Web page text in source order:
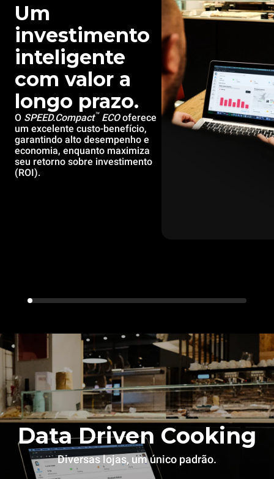
Um
investimento
inteligente
com valor a
longo prazo.
O SPEED.Compact™ECOoferece
um excelente custo-benefício,
garantindo alto desempenho e
economia, enquanto maximiza
seu retorno sobre investimento
(ROI).
Data Driven Cooking
Diversas lojas, um único padrão.